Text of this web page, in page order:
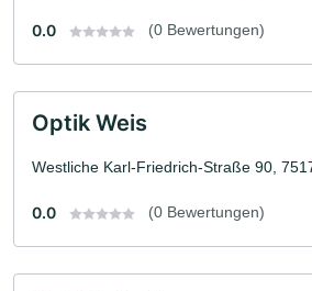
0.0 (0 Bewertungen)
Optik Weis
Westliche Karl-Friedrich-Straße 90,
0.0 (0 Bewertungen)